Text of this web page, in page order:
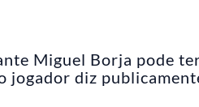
Miguel Borja pode
jogador diz